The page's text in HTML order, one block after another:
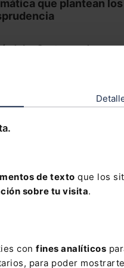
de texto que los
sobre tu visita.
con fines analíticos
para poder
que plantean
Castroverde
Legislativas
y